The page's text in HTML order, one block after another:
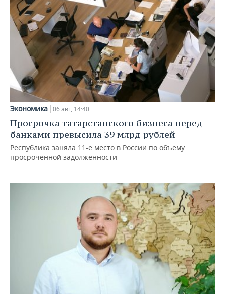
Экономика 06 авг, 14:40
Просрочка татарстанского бизнеса перед
банками превысила 39 млрд рублей
Республика заняла 11-е место в России по объему
просроченной задолженности